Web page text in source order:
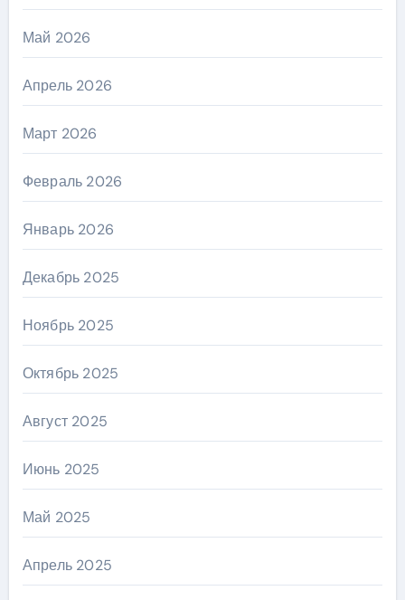
Май 2026
Апрель 2026
Март 2026
Февраль 2026
Январь 2026
Декабрь 2025
Ноябрь 2025
Октябрь 2025
Август 2025
Июнь 2025
Май 2025
Апрель 2025